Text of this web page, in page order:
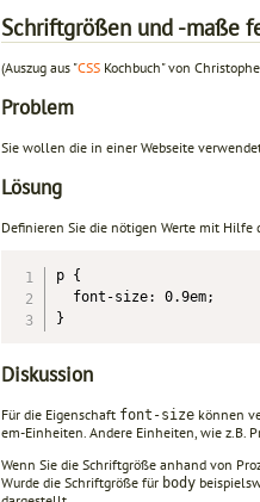
Schriftgrößen und -maße
(Auszug aus "CSS Kochbuch" von
Problem
Sie wollen die in einer Webseite
Lösung
Definieren Sie die nötigen Werte mit Hilfe
p {
  font-size: 0.9em;
}
Diskussion
Für die Eigenschaft font-size können
em-Einheiten. Andere Einheiten, wie z.B.
Wenn Sie die Schriftgröße anhand von
Wurde die Schriftgröße für body